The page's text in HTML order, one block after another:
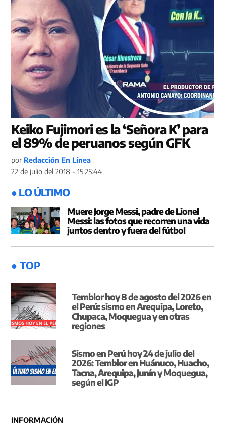
Keiko Fujimori es la ‘Señora K’ para
el 89% de peruanos según GFK
por Redacción En Línea
22 de julio del 2018 - 15:25:44
● LO ÚLTIMO
Muere Jorge Messi, padre de Lionel
Messi: las fotos que recorren una vida
juntos dentro y fuera del fútbol
● TOP
Temblor hoy 8 de agosto del 2026 en
el Perú: sismo en Arequipa, Loreto,
Chupaca, Moquegua y en otras
regiones
Sismo en Perú hoy 24 de julio del
2026: Temblor en Huánuco, Huacho,
Tacna, Arequipa, Junín y Moquegua,
según el IGP
INFORMACIÓN